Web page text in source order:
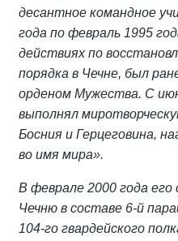
десантное командное
года по февраль 1995
действиях по
порядка в Чечне, был
орденом Мужества. С
выполнял
Босния и Герцеговина,
во имя мира».
В феврале 2000 года его
Чечню в составе 6-й
104-го гвардейского